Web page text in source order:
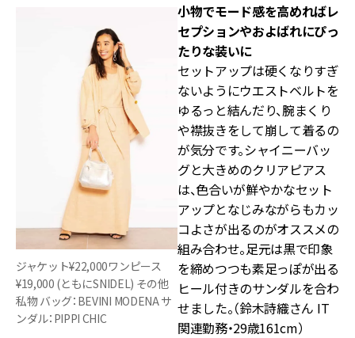
ジャケット¥22,000ワンピース
¥19,000 (ともにSNIDEL) その他
私物 バッグ：BEVINI MODENA サ
ンダル：PIPPI CHIC
小物でモード感を高めればレ
セプションやおよばれにぴっ
たりな装いに
セットアップは硬くなりすぎ
ないようにウエストベルトを
ゆるっと結んだり、腕まくり
や襟抜きをして崩して着るの
が気分です。シャイニーバッ
グと大きめのクリアピアス
は、色合いが鮮やかなセット
アップとなじみながらもカッ
コよさが出るのがオススメの
組み合わせ。足元は黒で印象
を締めつつも素足っぽが出る
ヒール付きのサンダルを合わ
せました。（鈴木詩織さん IT
関連勤務・29歳161cm）